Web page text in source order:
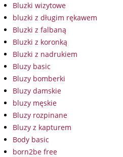
Bluzki wizytowe
bluzki z długim rękawem
Bluzki z falbaną
Bluzki z koronką
Bluzki z nadrukiem
Bluzy basic
Bluzy bomberki
Bluzy damskie
bluzy męskie
Bluzy rozpinane
Bluzy z kapturem
Body basic
born2be free